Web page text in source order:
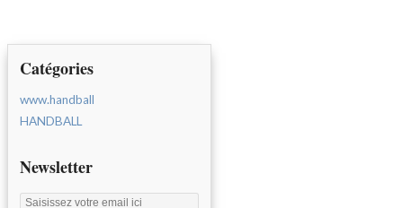
Catégories
www.handball
HANDBALL
Newsletter